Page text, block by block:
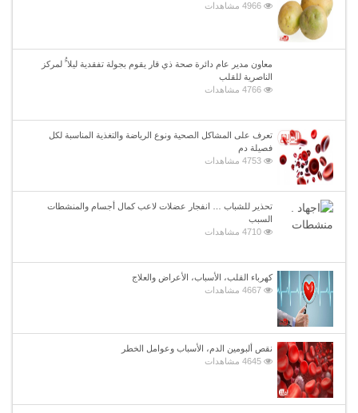
4966 مشاهدات
معاون مدير عام دائرة صحة ذي قار يقوم بجولة تفقدية ليلا ًُ لمركز
الناصرية للقلب
4766 مشاهدات
تعرف على المشاكل الصحية ونوع الرياضة والتغذية المناسبة لكل
فصيلة دم
4753 مشاهدات
تحذير للشباب … انفجار عضلات لاعب كمال أجسام والمنشطات
السبب
4710 مشاهدات
كهرباء القلب، الأسباب، الأعراض والعلاج
4667 مشاهدات
نقص ألبومين الدم، الأسباب وعوامل الخطر
4645 مشاهدات